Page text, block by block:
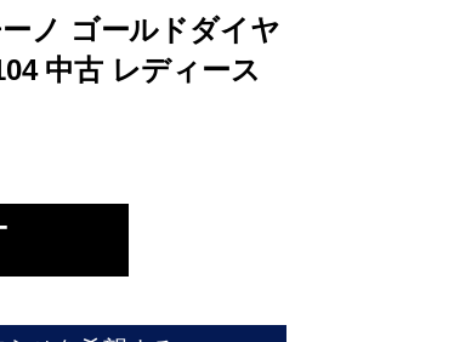
ノ ゴールドダイヤ
中古 レディース